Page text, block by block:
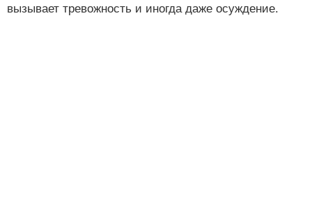
вызывает тревожность и иногда даже осуждение.